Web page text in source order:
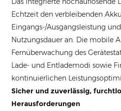
Echtzeit den verbleibenden
Eingangs-/Ausgangsleistung
Nutzungsdauer an. Die mobile
Fernüberwachung des
Lade- und Entlademodi sowie
kontinuierlichen
Sicher und zuverlässig,
Herausforderungen